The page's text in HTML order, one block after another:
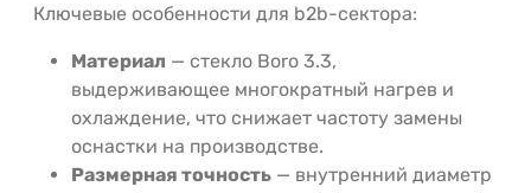
Ключевые особенности для b2b-сектора:
Материал — стекло Boro 3.3,
выдерживающее многократный нагрев и
охлаждение, что снижает частоту замены
оснастки на производстве.
Размерная точность — внутренний диаметр